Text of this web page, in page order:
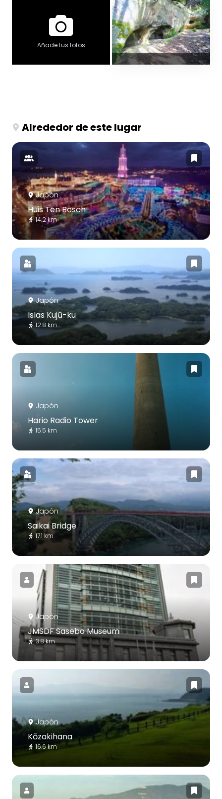
Añade tus fotos
Alrededor de este lugar
Japón
Huis Ten Bosch
14.2 km
Japón
Islas Kujū-ku
12.8 km
Japón
Hario Radio Tower
15.5 km
Japón
Saikai Bridge
17.1 km
Japón
JMSDF Sasebo Museum
3.8 km
Japón
Kōzakihana
16.6 km